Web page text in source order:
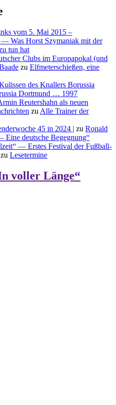
vom 5. Mai 2015 –
— Was Horst Szymaniak mit der
tun hat
Clubs im Europapokal (und
zu Elfmeterschießen, eine
des Knallers Borussia
Dortmund … 1997
Reutershahn als neuen
zu Alle Trainer der
45 in 2024 | zu Ronald
deutsche Begegnung“
— Erstes Festival der Fußball-
zu Lesetermine
voller Länge“